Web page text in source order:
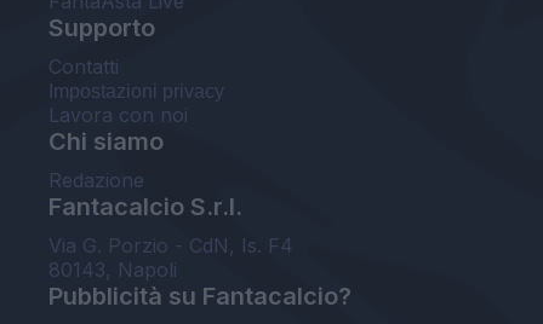
Supporto
Contatti
Impostazioni privacy
Lavora con noi
Chi siamo
Redazione
Fantacalcio S.r.l.
Via G. Porzio - CdN, Is. F4
80143, Napoli
Pubblicità su Fantacalcio?